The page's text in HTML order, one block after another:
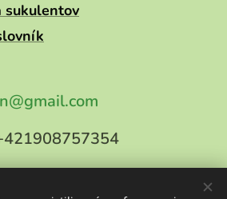
sukulentov